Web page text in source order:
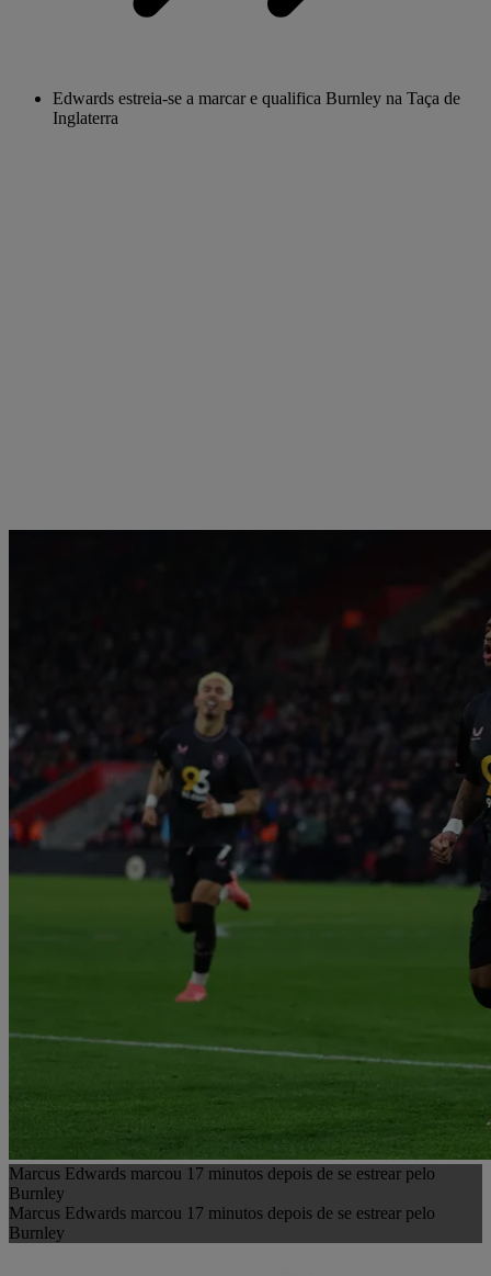
Edwards estreia-se a marcar e qualifica Burnley na Taça de
Inglaterra
Marcus Edwards marcou 17 minutos depois de se estrear pelo
Burnley
Marcus Edwards marcou 17 minutos depois de se estrear pelo
Burnley